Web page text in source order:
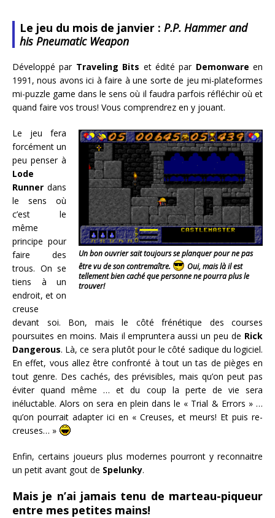
Le jeu du mois de janvier : P.P. Hammer and
his Pneumatic Weapon
Développé par Traveling Bits et édité par Demonware en
1991, nous avons ici à faire à une sorte de jeu mi-plateformes
mi-puzzle game dans le sens où il faudra parfois réfléchir où et
quand faire vos trous! Vous comprendrez en y jouant.
Un bon ouvrier sait toujours se planquer pour ne pas
être vu de son contremaître.
Oui, mais là il est
tellement bien caché que personne ne pourra plus le
trouver!
Le jeu fera
forcément un
peu penser à
Lode
Runner dans
le sens où
c’est le
même
principe pour
faire des
trous. On se
tiens à un
endroit, et on
creuse
devant soi. Bon, mais le côté frénétique des courses
poursuites en moins. Mais il empruntera aussi un peu de Rick
Dangerous. Là, ce sera plutôt pour le côté sadique du logiciel.
En effet, vous allez être confronté à tout un tas de pièges en
tout genre. Des cachés, des prévisibles, mais qu’on peut pas
éviter quand même … et du coup la perte de vie sera
inéluctable. Alors on sera en plein dans le « Trial & Errors » …
qu’on pourrait adapter ici en « Creuses, et meurs! Et puis re-
creuses… »
Enfin, certains joueurs plus modernes pourront y reconnaitre
un petit avant gout de Spelunky.
Mais je n’ai jamais tenu de marteau-piqueur
entre mes petites mains!